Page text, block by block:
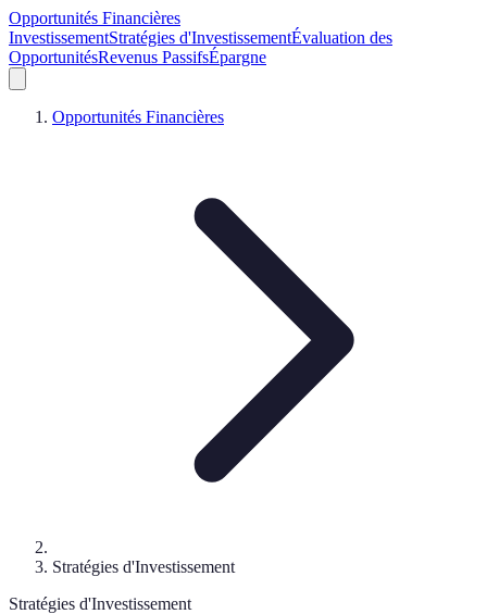
Opportunités Financières
InvestissementStratégies d'InvestissementÉvaluation des
OpportunitésRevenus PassifsÉpargne
Opportunités Financières
Stratégies d'Investissement
Stratégies d'Investissement